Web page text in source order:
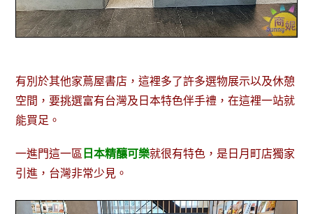
有別於其他家蔦屋書店，這裡多了許多選物展示以及休憩
空間，要挑選富有台灣及日本特色伴手禮，在這裡一站就
能買足。
一進門這一區 日本精釀可樂就很有特色，是日月町店獨家
引進，台灣非常少見。